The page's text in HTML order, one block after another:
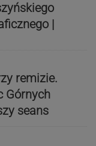
|
remizie.
Górnych
seans